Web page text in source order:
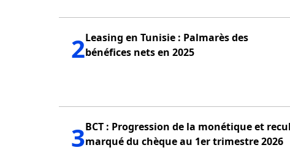
2Leasing en Tunisie : Palmarès des
bénéfices nets en 2025
3BCT : Progression de la monétique et recul
marqué du chèque au 1er trimestre 2026